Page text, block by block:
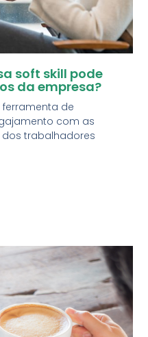
soft skill pode
da empresa?
de
com as
dos trabalhadores